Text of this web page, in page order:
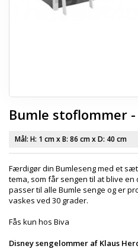
SPAR PENGE PÅ UDVALGTE VARER
Bumle stoflommer -
Mål: H: 1 cmx B: 86 cmx D: 40 cm
Færdigør din Bumleseng med et
tema, som får sengen til at blive
passer til alle Bumle senge og er
vaskes ved 30 grader.
Fås kun hos Biva
Disney sengelommer af Klaus